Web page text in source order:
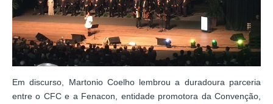
Em discurso, Martonio Coelho lembrou a duradoura parceria
entre o CFC e a Fenacon, entidade promotora da Convenção,